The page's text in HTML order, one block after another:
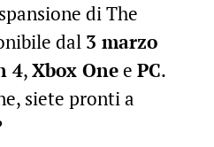
di The
dal 3 marzo
4,Xbox Onee PC.
siete pronti a